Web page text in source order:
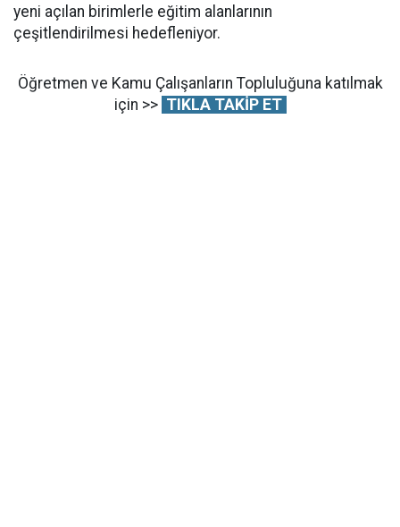
yeni açılan birimlerle eğitim alanlarının
çeşitlendirilmesi hedefleniyor.
Öğretmen ve Kamu Çalışanların Topluluğuna katılmak
için >> TIKLA TAKİP ET